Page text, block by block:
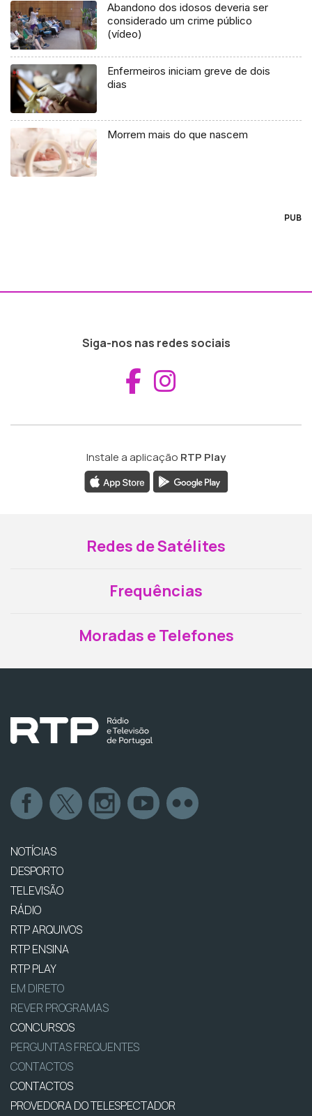
Abandono dos idosos deveria ser
considerado um crime público
(vídeo)
Enfermeiros iniciam greve de dois
dias
Morrem mais do que nascem
PUB
Siga-nos nas redes sociais
Aceder ao
Instale a aplicação RTP Play
Redes de Satélites
Frequências
Moradas e Telefones
NOTÍCIAS
DESPORTO
TELEVISÃO
RÁDIO
RTP ARQUIVOS
RTP ENSINA
RTP PLAY
EM DIRETO
REVER PROGRAMAS
CONCURSOS
PERGUNTAS FREQUENTES
CONTACTOS
CONTACTOS
PROVEDORA DO TELESPECTADOR